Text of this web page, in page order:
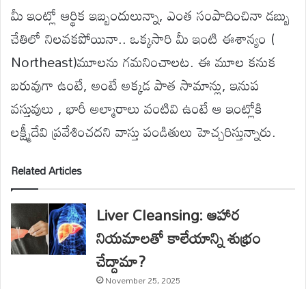
మీ ఇంట్లో ఆర్థిక ఇబ్బందులున్నా, ఎంత సంపాదించినా డబ్బు
చేతిలో నిలవకపోయినా.. ఒక్కసారి మీ ఇంటి ఈశాన్యం (
Northeast)మూలను గమనించాలట. ఈ మూల కనుక
బరువుగా ఉంటే, అంటే అక్కడ పాత సామాన్లు, ఇనుప
వస్తువులు , భారీ అల్మారాలు వంటివి ఉంటే ఆ ఇంట్లోకి
లక్ష్మీదేవి ప్రవేశించదని వాస్తు పండితులు హెచ్చరిస్తున్నారు.
Related Articles
Liver Cleansing: ఆహార
నియమాలతో కాలేయాన్ని శుభ్రం
చేద్దామా?
November 25, 2025